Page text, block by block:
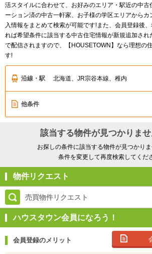
活スタイルに合わせて、お好みのエリア・駅近の中
ーション済の中古一軒家、お子様の学区エリアから
入情報をまとめて検索が可能です!また、会員登録後
れば希望条件に該当する中古住宅情報が新規追加さ
で配信されますので、【HOUSETOWN】なら理想の
す!
沿線・駅 北海道、JR宗谷本線、稚内
他条件
該当する物件が見つかりま
お探しの条件に該当する物件が見つかりま
条件を変更して再度検索してくだ
物件リクエスト
売買物件リクエスト
ハウスタウン会員になろう！
会員登録のメリット